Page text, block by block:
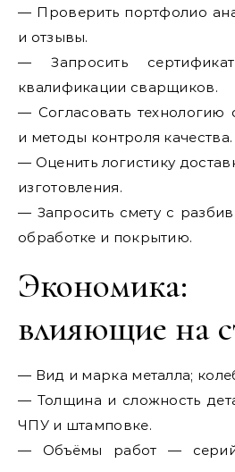
— Проверить портфолио
и отзывы.
— Запросить
квалификации сварщиков.
— Согласовать технологию
и методы контроля качества.
— Оценить логистику
изготовления.
— Запросить смету с
обработке и покрытию.
Экономика:
влияющие на
— Вид и марка металла;
— Толщина и сложность
ЧПУ и штамповке.
— Объёмы работ —